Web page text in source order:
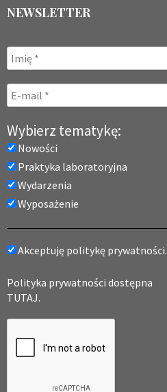
NEWSLETTER
Wybierz tematykę:
Nowości
Praktyka laboratoryjna
Wydarzenia
Wyposażenie
Akceptuję politykę prywatności.
Polityka prywatności dostępna
TUTAJ.